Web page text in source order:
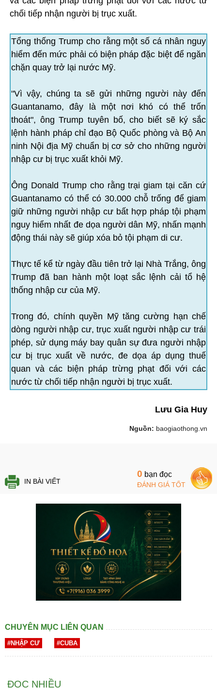
chối tiếp nhận người bị trục xuất.
Tổng thống Trump cho rằng một số cá nhân nguy
hiểm đến mức phải có biện pháp đặc biệt để ngăn
chặn quay trở lại nước Mỹ.
"Vì vậy, chúng ta sẽ gửi những người này đến
Guantanamo, đây là một nơi khó có thể trốn
thoát", ông Trump tuyên bố, cho biết sẽ ký sắc
lệnh hành pháp chỉ đạo Bộ Quốc phòng và Bộ An
ninh Nội địa Mỹ chuẩn bị cơ sở cho những người
nhập cư bị trục xuất khỏi Mỹ.
Ông Donald Trump cho rằng trại giam tại căn cứ
Guantanamo có thể có 30.000 chỗ trống để giam
giữ những người nhập cư bất hợp pháp tội phạm
nguy hiểm nhất đe dọa người dân Mỹ, nhấn mạnh
động thái này sẽ giúp xóa bỏ tội phạm di cư.
Thực tế kể từ ngày đầu tiên trở lại Nhà Trắng, ông
Trump đã ban hành một loạt sắc lệnh cải tổ hệ
thống nhập cư của Mỹ.
Trong đó, chính quyền Mỹ tăng cường hạn chế
dòng người nhập cư, trục xuất người nhập cư trái
phép, sử dụng máy bay quân sự đưa người nhập
cư bị trục xuất về nước, đe dọa áp dụng thuế
quan và các biện pháp trừng phạt đối với các
nước từ chối tiếp nhận người bị trục xuất.
Lưu Gia Huy
Nguồn: baogiaothong.vn
IN BÀI VIẾT
0 bạn đọc
ĐÁNH GIÁ TỐT
CHUYÊN MỤC LIÊN QUAN
#NHẬP CƯ #CUBA
ĐỌC NHIỀU